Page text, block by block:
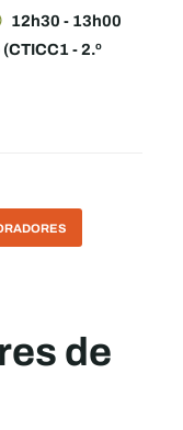
12h30 - 13h00
- 2.º
de